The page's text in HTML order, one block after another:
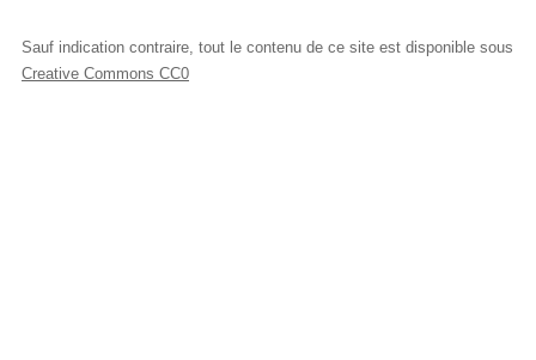
Sauf indication contraire, tout le contenu de ce site est disponible sous
Creative Commons CC0